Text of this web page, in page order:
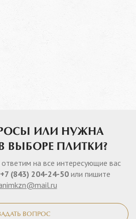
ИЛИ НУЖНА
ПЛИТКИ?
на все интересующие вас
+7 (843) 204-24-50 или пишите
ВОПРОС